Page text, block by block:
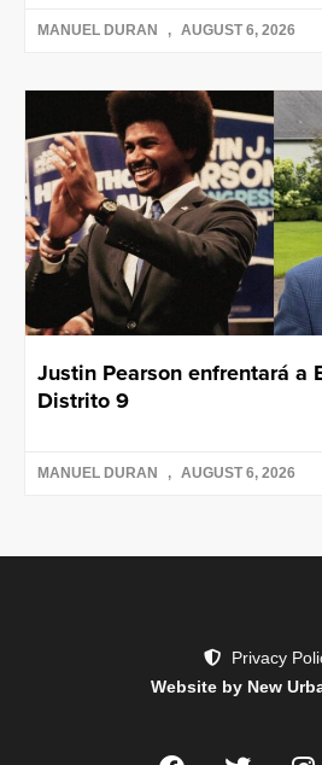
MANUEL DURAN AUGUST 6, 2026
Justin Pearson enfrentará a
Distrito 9
MANUEL DURAN AUGUST 6, 2026
Privacy
Website by New